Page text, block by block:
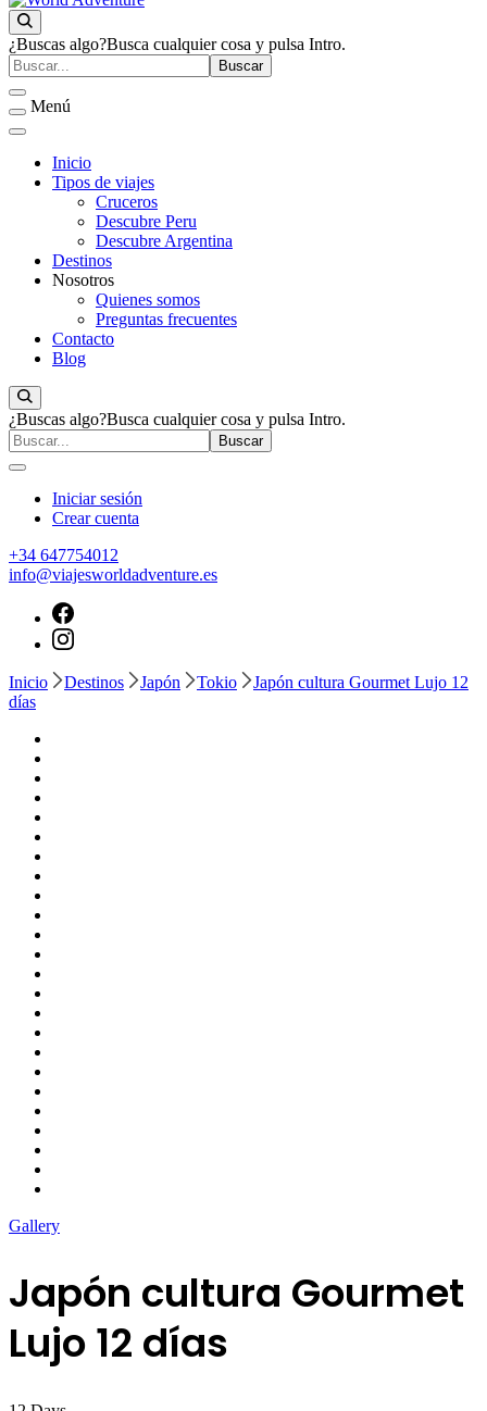
World Adventure
Viajes Turismo Activo
¿Buscas algo?Busca cualquier cosa y pulsa Intro.
Menú
Inicio
Tipos de viajes
Cruceros
Descubre Peru
Descubre Argentina
Destinos
Nosotros
Quienes somos
Preguntas frecuentes
Contacto
Blog
¿Buscas algo?Busca cualquier cosa y pulsa Intro.
Iniciar sesión
Crear cuenta
+34 647754012
info@viajesworldadventure.es
Inicio Destinos Japón Tokio
Japón cultura Gourmet Lujo 12
días
Gallery
Japón cultura Gourmet
Lujo 12 días